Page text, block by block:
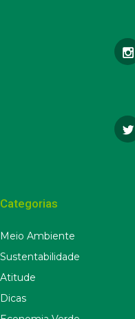
Categorias
Meio Ambiente
Sustentabilidade
Atitude
Dicas